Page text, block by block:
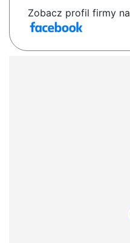
Zobacz profil firmy na